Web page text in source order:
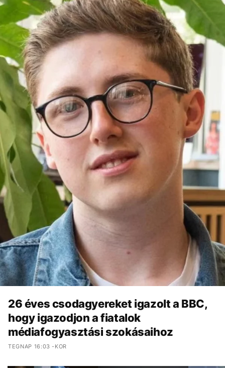
26 éves csodagyereket igazolt a BBC,
hogy igazodjon a fiatalok
médiafogyasztási szokásaihoz
TEGNAP 16:03 -KOR